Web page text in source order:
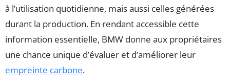
à l’utilisation quotidienne, mais aussi celles générées
durant la production. En rendant accessible cette
information essentielle, BMW donne aux propriétaires
une chance unique d’évaluer et d’améliorer leur
empreinte carbone.